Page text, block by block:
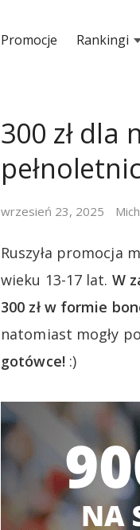
Promocje Rankingi
300 zł dla
wrzesień 23, 2025
Ruszyła promocja
wieku 13-17 lat. W
300 zł w formie
natomiast mogły
gotówce!:)